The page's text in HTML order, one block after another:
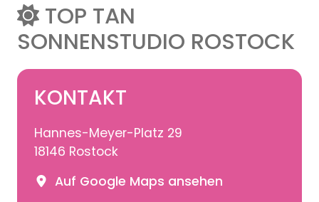
TOP TAN
SONNENSTUDIO ROSTOCK
KONTAKT
Hannes-Meyer-Platz 29
18146 Rostock
Auf Google Maps ansehen